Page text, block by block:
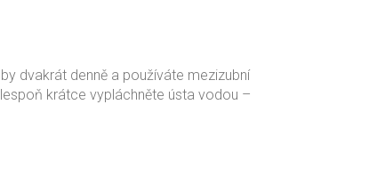
dvakrát denně a používáte mezizubní
krátce vypláchněte ústa vodou –